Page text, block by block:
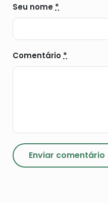
Seu nome *
Comentário *